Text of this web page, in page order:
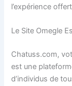
l’expérience
Le Site Omegle
Chatuss.com,
est une
d’individus de